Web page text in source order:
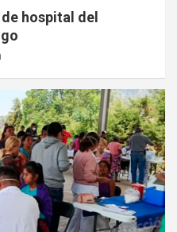
hospital del